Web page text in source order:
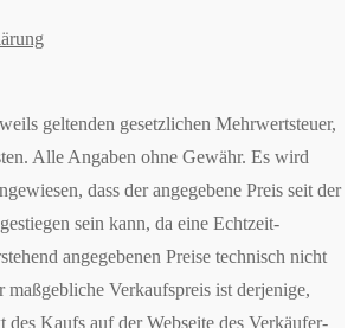
geltenden gesetzlichen Mehrwertsteuer,
Alle Angaben ohne Gewähr. Es wird
dass der angegebene Preis seit der
sein kann, da eine Echtzeit-
angegebenen Preise technisch nicht
Verkaufspreis ist derjenige,
Kaufs auf der Webseite des Verkäufer-